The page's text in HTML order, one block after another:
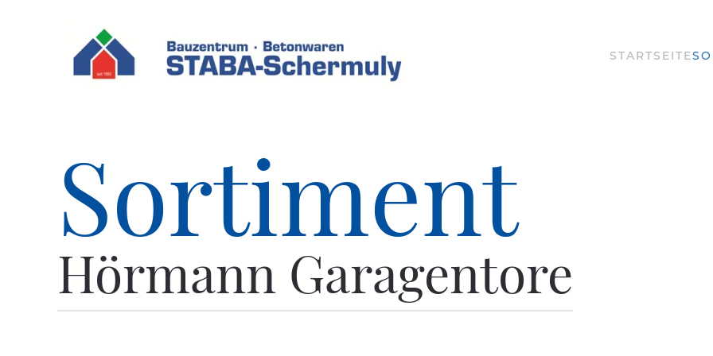
Skip to main content
STARTSEITE
Sortiment
Hörmann Garagentore